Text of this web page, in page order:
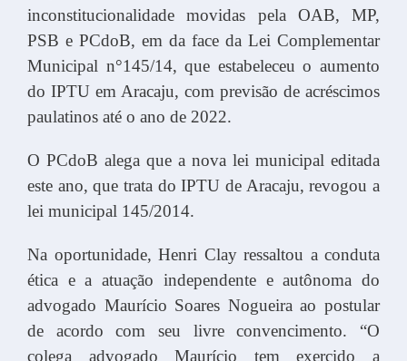
inconstitucionalidade movidas pela OAB, MP,
PSB e PCdoB, em da face da Lei Complementar
Municipal n°145/14, que estabeleceu o aumento
do IPTU em Aracaju, com previsão de acréscimos
paulatinos até o ano de 2022.
O PCdoB alega que a nova lei municipal editada
este ano, que trata do IPTU de Aracaju, revogou a
lei municipal 145/2014.
Na oportunidade, Henri Clay ressaltou a conduta
ética e a atuação independente e autônoma do
advogado Maurício Soares Nogueira ao postular
de acordo com seu livre convencimento. “O
colega advogado Maurício tem exercido a